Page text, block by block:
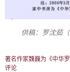
供稿：罗沈茹
著名作家魏巍为《中华
评论